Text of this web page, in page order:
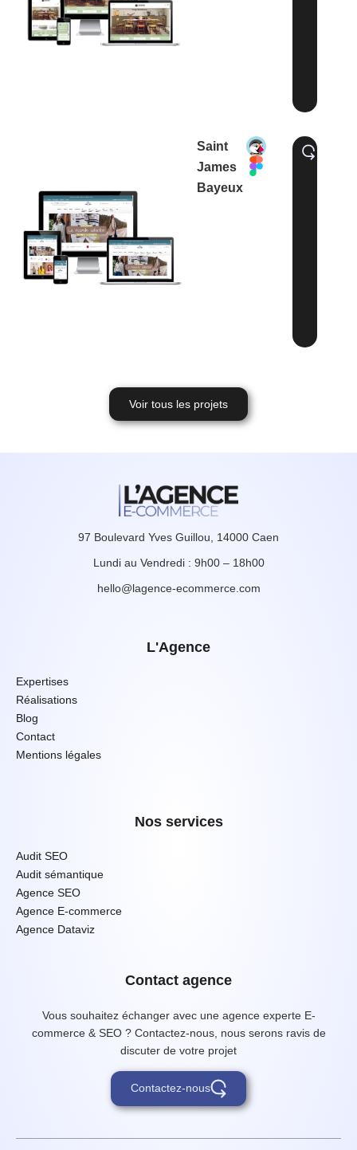
Saint
James
Bayeux
Voir tous les projets
97 Boulevard Yves Guillou, 14000 Caen
Lundi au Vendredi : 9h00 – 18h00
hello@lagence-ecommerce.com
L'Agence
Expertises
Réalisations
Blog
Contact
Mentions légales
Nos services
Audit SEO
Audit sémantique
Agence SEO
Agence E-commerce
Agence Dataviz
Contact agence
Vous souhaitez échanger avec une agence experte E-
commerce & SEO ? Contactez-nous, nous serons ravis de
discuter de votre projet
Contactez-nous